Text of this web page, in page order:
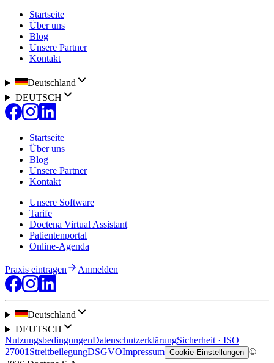
Startseite
Über uns
Blog
Unsere Partner
Kontakt
Deutschland
DEUTSCH
Startseite
Über uns
Blog
Unsere Partner
Kontakt
Unsere Software
Tarife
Doctena Virtual Assistant
Patientenportal
Online-Agenda
Praxis eintragen Anmelden
Deutschland
DEUTSCH
NutzungsbedingungenDatenschutzerklärungSicherheit · ISO
27001 StreitbeilegungDSGVOImpressum Cookie-Einstellungen ©